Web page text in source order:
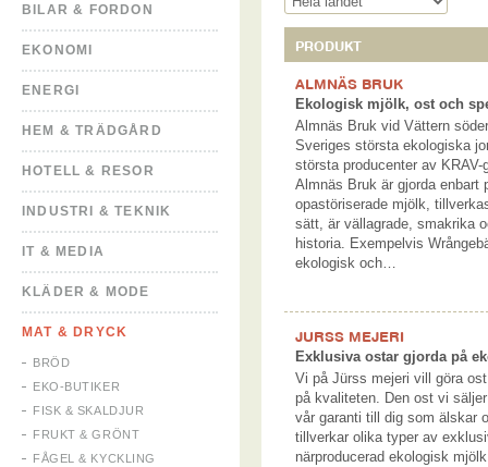
BILAR & FORDON
EKONOMI
ENERGI
HEM & TRÄDGÅRD
HOTELL & RESOR
INDUSTRI & TEKNIK
IT & MEDIA
KLÄDER & MODE
MAT & DRYCK
BRÖD
EKO-BUTIKER
FISK & SKALDJUR
FRUKT & GRÖNT
FÅGEL & KYCKLING
PRODUKT
ALMNÄS BRUK
Ekologisk mjölk, ost och
Almnäs Bruk vid Vättern
Sveriges största ekologiska
största producenter av
Almnäs Bruk är gjorda enbart
opastöriserade mjölk,
sätt, är vällagrade, smakrika
historia. Exempelvis
ekologisk och…
JURSS MEJERI
Exklusiva ostar gjorda på
Vi på Jürss mejeri vill göra
på kvaliteten. Den ost vi
vår garanti till dig som älskar
tillverkar olika typer av
närproducerad ekologisk